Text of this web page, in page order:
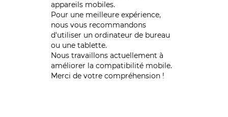
appareils mobiles.
Pour une meilleure expérience,
nous vous recommandons
d'utiliser un ordinateur de bureau
ou une tablette.
Nous travaillons actuellement à
améliorer la compatibilité mobile.
Merci de votre compréhension !